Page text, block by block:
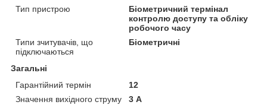
Тип пристрою
Біометричний термінал
контролю доступу та обліку
робочого часу
Типи зчитувачів, що
підключаються
Біометричні
Загальні
Гарантійний термін
12
Значення вихідного струму
3 А